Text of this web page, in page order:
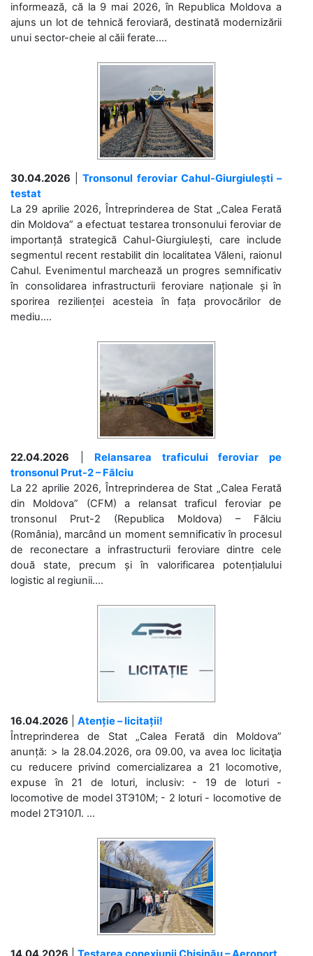
informează, că la 9 mai 2026, în Republica Moldova a
ajuns un lot de tehnică feroviară, destinată modernizării
unui sector-cheie al căii ferate....
30.04.2026 |Tronsonul feroviar Cahul-Giurgiulești –
testat
La 29 aprilie 2026, Întreprinderea de Stat „Calea Ferată
din Moldova” a efectuat testarea tronsonului feroviar de
importanță strategică Cahul-Giurgiulești, care include
segmentul recent restabilit din localitatea Văleni, raionul
Cahul. Evenimentul marchează un progres semnificativ
în consolidarea infrastructurii feroviare naționale și în
sporirea rezilienței acesteia în fața provocărilor de
mediu....
22.04.2026
Relansarea traficului feroviar pe
tronsonul Prut-2 – Fălciu
La 22 aprilie 2026, Întreprinderea de Stat „Calea Ferată
din Moldova” (CFM) a relansat traficul feroviar pe
tronsonul Prut-2 (Republica Moldova) – Fălciu
(România), marcând un moment semnificativ în procesul
de reconectare a infrastructurii feroviare dintre cele
două state, precum și în valorificarea potențialului
logistic al regiunii....
16.04.2026
Atenție – licitații!
Întreprinderea de Stat „Calea Ferată din Moldova”
anunță: > la 28.04.2026, ora 09.00, va avea loc licitaţia
cu reducere privind comercializarea a 21 locomotive,
expuse în 21 de loturi, inclusiv: - 19 de loturi -
locomotive de model 3ТЭ10М; - 2 loturi - locomotive de
model 2ТЭ10Л. ...